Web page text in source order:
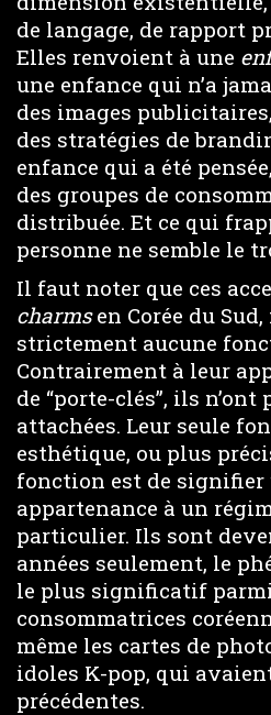
de langage, de rapport
Elles renvoient à une
une enfance qui n’a
des images
des stratégies de
enfance qui a été
des groupes de
distribuée. Et ce qui
personne ne semble le
Il faut noter que ces
charmsen Corée du
strictement aucune
Contrairement à leur
de “porte-clés”, ils n’ont
attachées. Leur seule
esthétique, ou plus
fonction est de signifier
appartenance à un
particulier. Ils sont
années seulement, le
le plus significatif
consommatrices
même les cartes de
idoles K-pop, qui
précédentes.